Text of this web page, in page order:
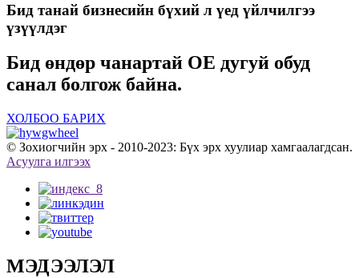
Бид танай бизнесийн бүхий л үед үйлчилгээ
үзүүлдэг
Бид өндөр чанартай OE дугуй обуд
санал болгож байна.
ХОЛБОО БАРИХ
© Зохиогчийн эрх - 2010-2023: Бүх эрх хуулиар хамгаалагдсан.
Асуулга илгээх
МЭДЭЭЛЭЛ